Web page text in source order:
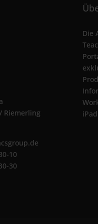
Riemerling
10
30
Die